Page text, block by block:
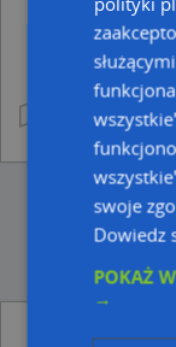
Punkty z
swoje
Dowiedz
POKAŻ
→